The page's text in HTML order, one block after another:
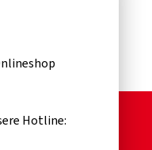
Hotline: